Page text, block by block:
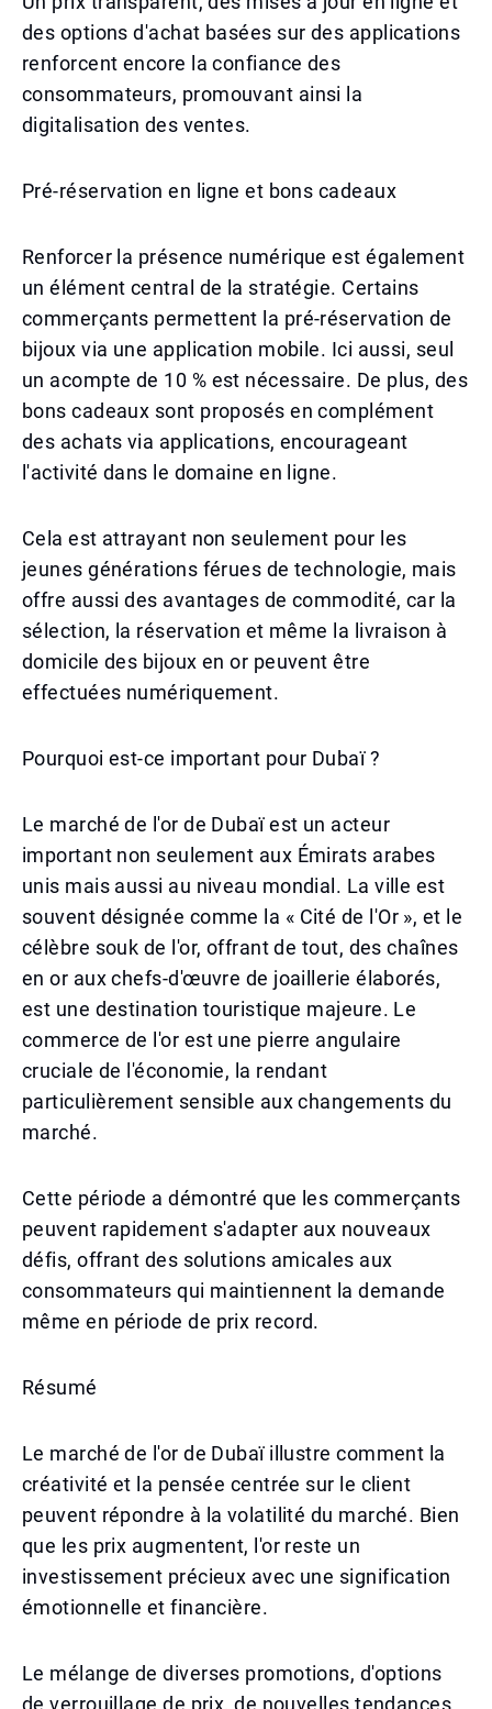
des options d'achat basées sur des applications
renforcent encore la confiance des
consommateurs, promouvant ainsi la
digitalisation des ventes.
Pré-réservation en ligne et bons cadeaux
Renforcer la présence numérique est également
un élément central de la stratégie. Certains
commerçants permettent la pré-réservation de
bijoux via une application mobile. Ici aussi, seul
un acompte de 10 % est nécessaire. De plus, des
bons cadeaux sont proposés en complément
des achats via applications, encourageant
l'activité dans le domaine en ligne.
Cela est attrayant non seulement pour les
jeunes générations férues de technologie, mais
offre aussi des avantages de commodité, car la
sélection, la réservation et même la livraison à
domicile des bijoux en or peuvent être
effectuées numériquement.
Pourquoi est-ce important pour Dubaï ?
Le marché de l'or de Dubaï est un acteur
important non seulement aux Émirats arabes
unis mais aussi au niveau mondial. La ville est
souvent désignée comme la « Cité de l'Or », et le
célèbre souk de l'or, offrant de tout, des chaînes
en or aux chefs-d'œuvre de joaillerie élaborés,
est une destination touristique majeure. Le
commerce de l'or est une pierre angulaire
cruciale de l'économie, la rendant
particulièrement sensible aux changements du
marché.
Cette période a démontré que les commerçants
peuvent rapidement s'adapter aux nouveaux
défis, offrant des solutions amicales aux
consommateurs qui maintiennent la demande
même en période de prix record.
Résumé
Le marché de l'or de Dubaï illustre comment la
créativité et la pensée centrée sur le client
peuvent répondre à la volatilité du marché. Bien
que les prix augmentent, l'or reste un
investissement précieux avec une signification
émotionnelle et financière.
Le mélange de diverses promotions, d'options
de verrouillage de prix, de nouvelles tendances